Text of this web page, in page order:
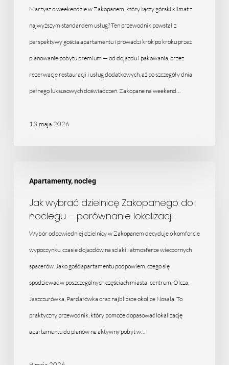
zaplanować
luksusowy
pobyt
Marzysz o weekendzie w Zakopanem, który łączy górski klimat z
najwyższym standardem usług? Ten przewodnik powstał z
perspektywy gościa apartamentu i prowadzi krok po kroku przez
planowanie pobytu premium — od dojazdu i pakowania, przez
rezerwacje restauracji i usług dodatkowych, aż po szczegóły dnia
pełnego luksusowych doświadczeń. Zakopane na weekend…
13 maja 2026
Apartamenty, nocleg
wybrać
dzielnicę
Zakopanego
noclegu
porównanie
lokalizacji
Jak wybrać dzielnicę Zakopanego do
noclegu – porównanie lokalizacji
Wybór odpowiedniej dzielnicy w Zakopanem decyduje o komforcie
wypoczynku, czasie dojazdów na szlaki i atmosferze wieczornych
spacerów. Jako gość apartamentu podpowiem, czego się
spodziewać w poszczególnych częściach miasta: centrum, Olcza,
Jaszczurówka, Pardałówka oraz najbliższe okolice Nosala. To
praktyczny przewodnik, który pomoże dopasować lokalizację
apartamentu do planów na aktywny pobyt w…